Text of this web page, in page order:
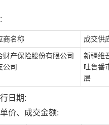
商名称 成交供
财产保险股份有限公司
公司
新疆维
吐鲁番
层
日期:
价、成交金额: